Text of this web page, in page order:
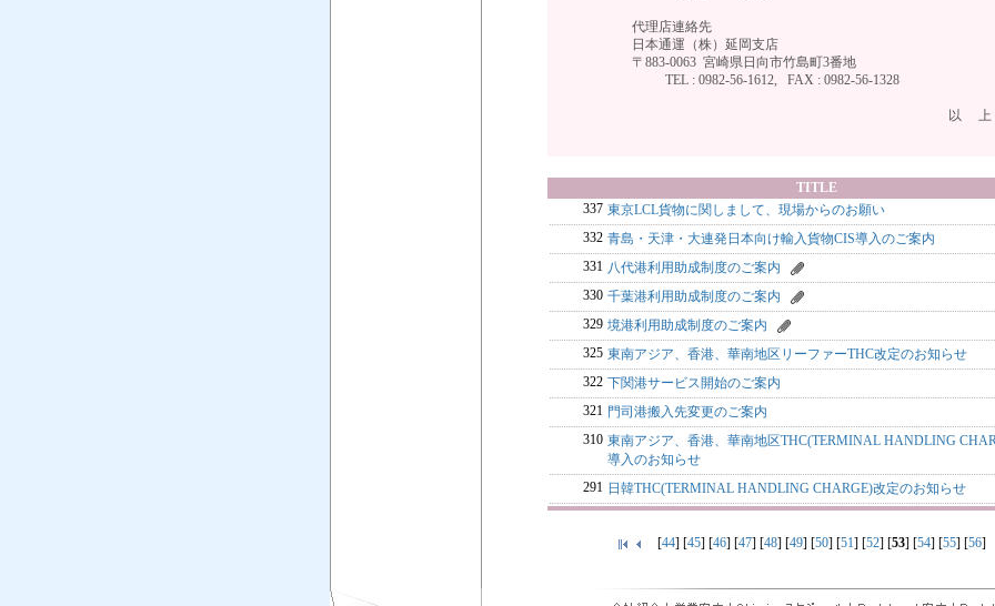
代理店連絡先
日本通運（株）延岡支店
〒883-0063 宮崎県日向市竹島町3番地
TEL : 0982-56-1612, FAX : 0982-56-1328
以 上
TITLE
337 東京LCL貨物に関しまして、現場からのお願い
332 青島・天津・大連発日本向け輸入貨物CIS導入のご案内
331 八代港利用助成制度のご案内
330 千葉港利用助成制度のご案内
329 境港利用助成制度のご案内
325 東南アジア、香港、華南地区リーファーTHC改定のお知らせ
322 下関港サービス開始のご案内
321 門司港搬入先変更のご案内
310 東南アジア、香港、華南地区THC(TERMINAL HANDLING
導入のお知らせ
291 日韓THC(TERMINAL HANDLING CHARGE)改定のお知らせ
[44] [45] [46] [47] [48] [49] [50] [51] [52] [53] [54] [55] [56